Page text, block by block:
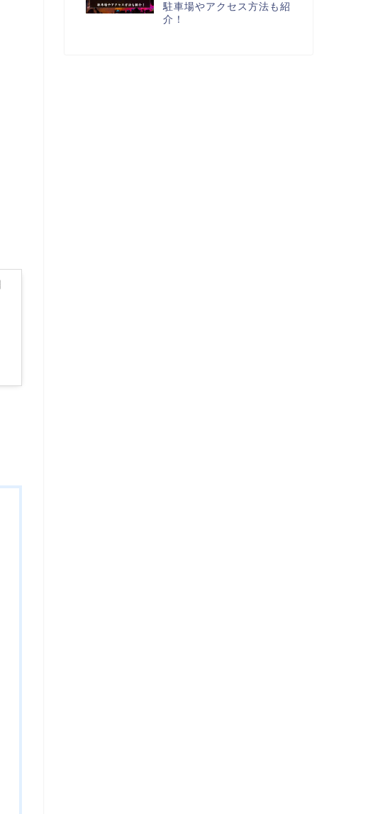
駐車場やアクセス方法も紹
介！